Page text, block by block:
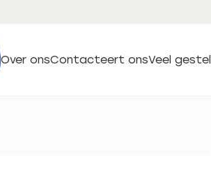
Over onsContacteert onsVeel